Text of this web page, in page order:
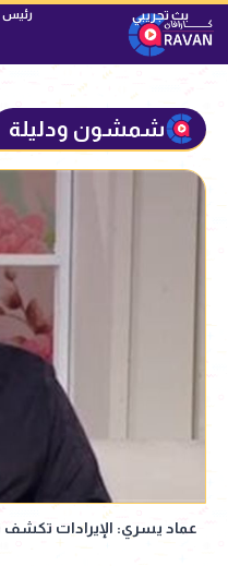
رئيس
شمشون ودليلة
عماد يسري: الإيرادات تكشف